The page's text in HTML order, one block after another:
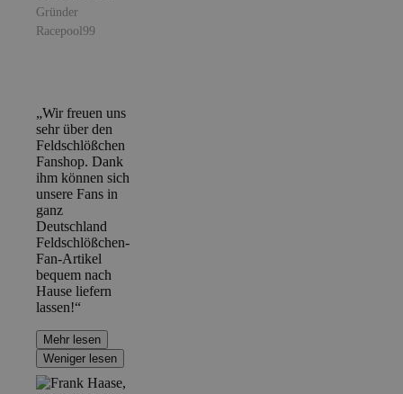
Gründer
Racepool99
„Wir freuen uns
sehr über den
Feldschlößchen
Fanshop. Dank
ihm können sich
unsere Fans in
ganz
Deutschland
Feldschlößchen-
Fan-Artikel
bequem nach
Hause liefern
lassen!“
Mehr lesen
Weniger lesen